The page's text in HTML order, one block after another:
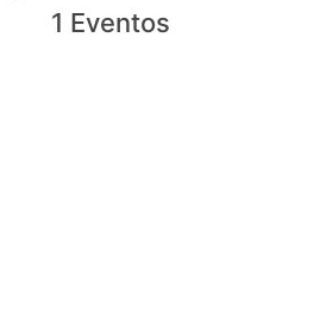
1 Eventos